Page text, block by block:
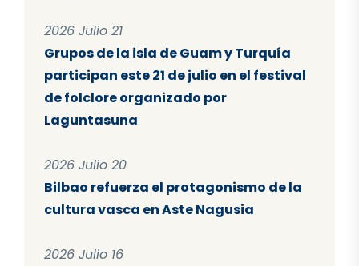
2026 Julio 21
Grupos de la isla de Guam y Turquía
participan este 21 de julio en el festival
de folclore organizado por
Laguntasuna
2026 Julio 20
Bilbao refuerza el protagonismo de la
cultura vasca en Aste Nagusia
2026 Julio 16